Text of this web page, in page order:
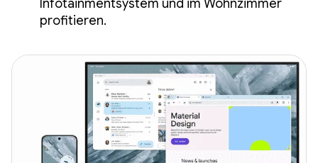
Infotainmentsystem und im Wohnzimmer
profitieren.